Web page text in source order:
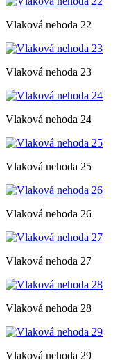
Vlaková nehoda 22
Vlaková nehoda 23
Vlaková nehoda 24
Vlaková nehoda 25
Vlaková nehoda 26
Vlaková nehoda 27
Vlaková nehoda 28
Vlaková nehoda 29